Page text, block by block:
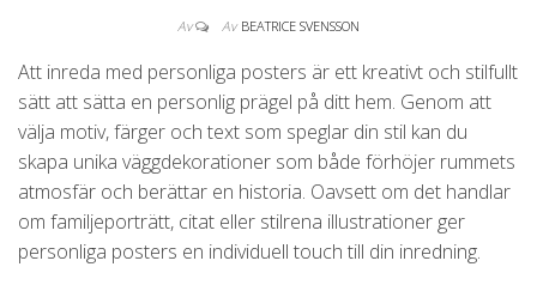
Av Av BEATRICE SVENSSON
Att inreda med personliga posters är ett kreativt och stilfullt
sätt att sätta en personlig prägel på ditt hem. Genom att
välja motiv, färger och text som speglar din stil kan du
skapa unika väggdekorationer som både förhöjer rummets
atmosfär och berättar en historia. Oavsett om det handlar
om familjeporträtt, citat eller stilrena illustrationer ger
personliga posters en individuell touch till din inredning.